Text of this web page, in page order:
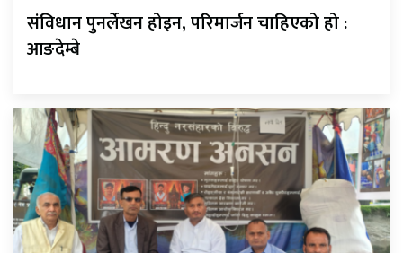
संविधान पुनर्लेखन होइन, परिमार्जन चाहिएको हो :
आङदेम्बे